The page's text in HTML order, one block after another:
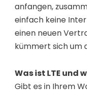
anfangen,
einfach keine
einen neuen
kümmert sich um
Was ist LTE und
Gibt es in Ihrem